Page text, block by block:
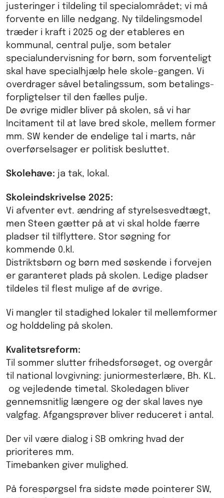
justeringer i tildeling til specialområdet; vi må
forvente en lille nedgang. Ny tildelingsmodel
træder i kraft i 2025 og der etableres en
kommunal, central pulje, som betaler
specialundervisning for børn, som forventeligt
skal have specialhjælp hele skole-gangen. Vi
overdrager såvel betalingssum, som betalings-
forpligtelser til den fælles pulje.
De øvrige midler bliver på skolen, så vi har
Incitament til at lave bred skole, mellem former
mm. SW kender de endelige tal i marts, når
overførselsager er politisk besluttet.
Skolehave: ja tak, lokal.
Skoleindskrivelse 2025:
Vi afventer evt. ændring af styrelsesvedtægt,
men Steen gætter på at vi skal holde færre
pladser til tilflyttere. Stor søgning for
kommende 0.kl.
Distriktsbørn og børn med søskende i forvejen
er garanteret plads på skolen. Ledige pladser
tildeles til flest mulige af de øvrige.
Vi mangler til stadighed lokaler til mellemformer
og holddeling på skolen.
Kvalitetsreform:
Til sommer slutter frihedsforsøget, og overgår
til national lovgivning: juniormesterlære, Bh. KL.
og vejledende timetal. Skoledagen bliver
gennemsnitlig længere og der skal laves nye
valgfag. Afgangsprøver bliver reduceret i antal.
Der vil være dialog i SB omkring hvad der
prioriteres mm.
Timebanken giver mulighed.
På forespørgsel fra sidste møde pointerer SW,